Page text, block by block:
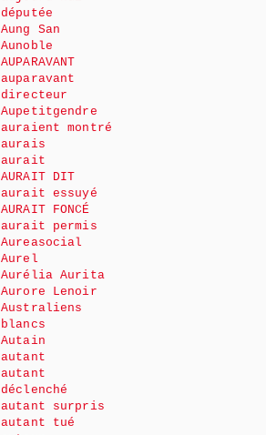
députée
Aung San
Aunoble
AUPARAVANT
auparavant
directeur
Aupetitgendre
auraient montré
aurais
aurait
AURAIT DIT
aurait essuyé
AURAIT FONCÉ
aurait permis
Aureasocial
Aurel
Aurélia Aurita
Aurore Lenoir
Australiens
blancs
Autain
autant
autant
déclenché
autant surpris
autant tué